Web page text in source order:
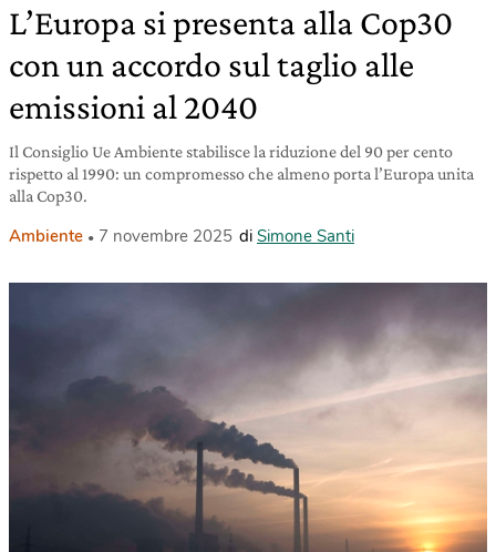
L’Europa si presenta alla Cop30
con un accordo sul taglio alle
emissioni al 2040
Il Consiglio Ue Ambiente stabilisce la riduzione del 90 per cento
rispetto al 1990: un compromesso che almeno porta l’Europa unita
alla Cop30.
Ambiente 7 novembre 2025 di Simone Santi